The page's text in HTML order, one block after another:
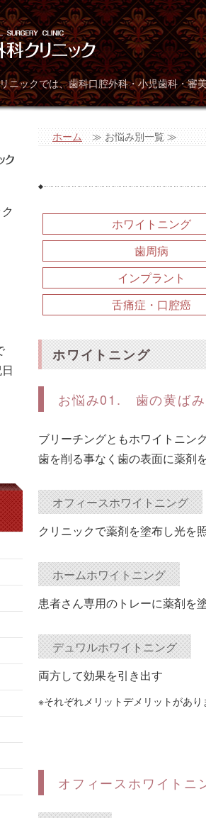
広島県呉
ニックでは、歯科口腔外科・小児歯科・
ホーム ≫ お悩み別一覧 ≫
ホワイトニング
歯周病
インプラント
舌痛症・口腔癌
ホワイトニング
お悩み01. 歯の黄ばみ
ブリーチングともホワイトニン
歯を削る事なく歯の表面に薬剤
オフィースホワイトニング
クリニックで薬剤を塗布し光を
ホームホワイトニング
患者さん専用のトレーに薬剤を
デュワルホワイトニング
両方して効果を引き出す
※それぞれメリットデメリットがあり
オフィースホワイトニ